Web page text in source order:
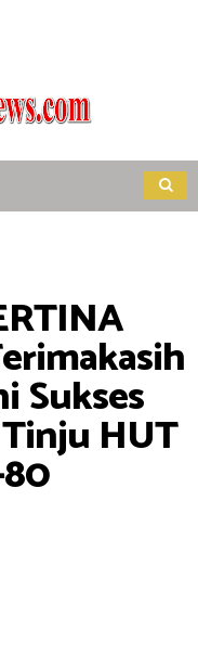
Sukses
HUT